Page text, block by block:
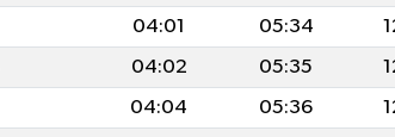
04:01 05:34
04:02 05:35
04:04 05:36